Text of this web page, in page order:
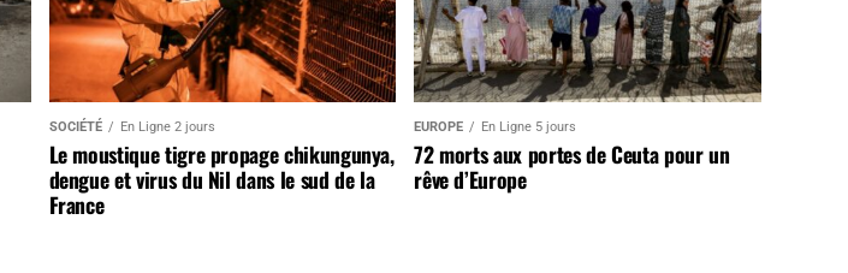
SOCIÉTÉ En Ligne 2 jours
Le moustique tigre propage chikungunya,
dengue et virus du Nil dans le sud de la
France
EUROPE En Ligne 5 jours
72 morts aux portes de Ceuta pour un
rêve d’Europe